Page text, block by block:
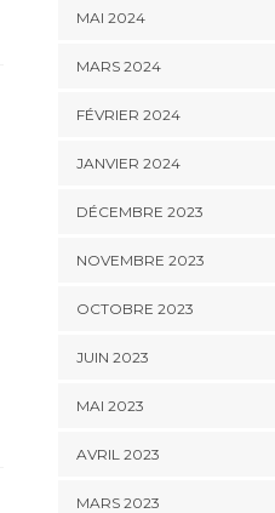
MAI 2024
MARS 2024
FÉVRIER 2024
JANVIER 2024
DÉCEMBRE 2023
NOVEMBRE 2023
OCTOBRE 2023
JUIN 2023
MAI 2023
AVRIL 2023
MARS 2023